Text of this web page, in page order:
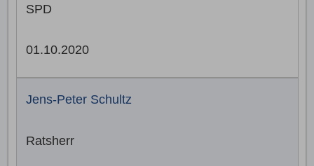
SPD
01.10.2020
Jens-Peter Schultz
Ratsherr